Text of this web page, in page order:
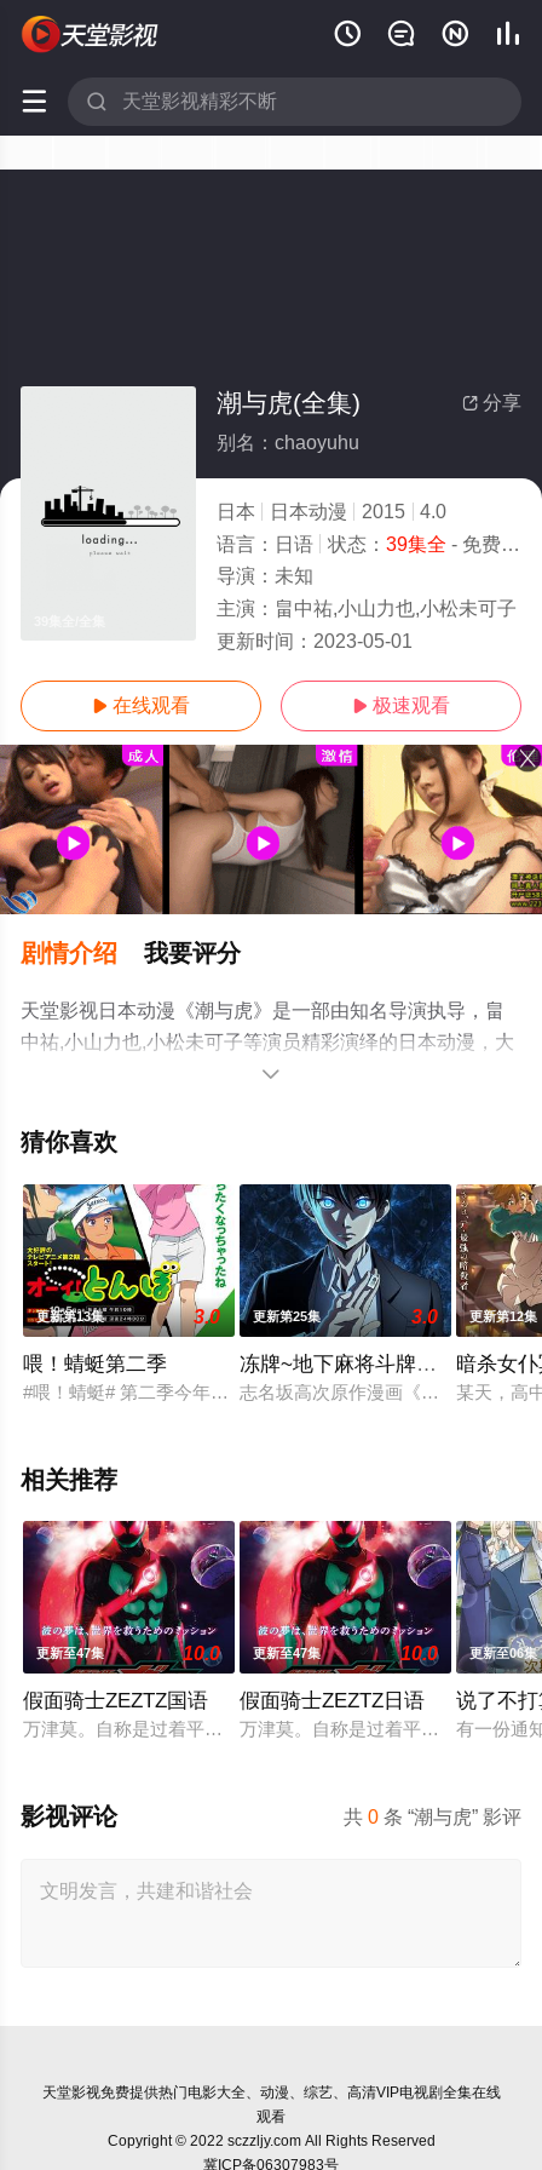
   
 
 分享
潮与虎(全集)
别名：chaoyuhu
日本 日本动漫 2015
4.0
语言： 日语 状态： 39集全 - 免费在线观看
导演： 未知
主演： 畠中祐,小山力也,小松未可子
更新时间： 2023-05-01
 在线观看  极速观看
剧情介绍 我要评分
天堂影视日本动漫《潮与虎》是一部由知名导演执导，畠
中祐,小山力也,小松未可子等演员精彩演绎的日本动漫，大
结局剧情已揭晓（39集全），手机免费观看高清未删减完
瓣动漫、电视猫或剧情网等平台了解。

猜你喜欢
更新第13集 3.0
喂！蜻蜓第二季
#喂！蜻蜓# 第二季今年秋季播出
更新第25集 3.0
冻牌~地下麻将斗牌录~动画版
志名坂高次原作漫画《冻牌~地下麻
更新第12集
暗杀女
某天，高
相关推荐
更新至47集 10.0
假面骑士ZEZTZ国语
万津莫。自称是过着平淡无奇的日常生活的普通好青年，但凭
更新至47集 10.0
假面骑士ZEZTZ日语
万津莫。自称是过着平淡无奇的日常
更新至06集
说了不
有一份通
共0 条 “潮与虎” 影评
影视评论
天堂影视免费提供热门电影大全、动漫、综艺、高清VIP电视剧全集在线
观看
Copyright © 2022 sczzljy.com All Rights Reserved
冀ICP备06307983号